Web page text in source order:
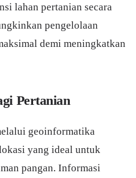
lahan pertanian secara
pengelolaan
demi meningkatkan
Pertanian
geoinformatika
yang ideal untuk
pangan. Informasi